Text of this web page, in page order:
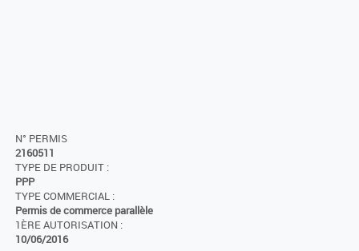
N° PERMIS
2160511
TYPE DE PRODUIT :
PPP
TYPE COMMERCIAL :
Permis de commerce parallèle
1ÈRE AUTORISATION :
10/06/2016